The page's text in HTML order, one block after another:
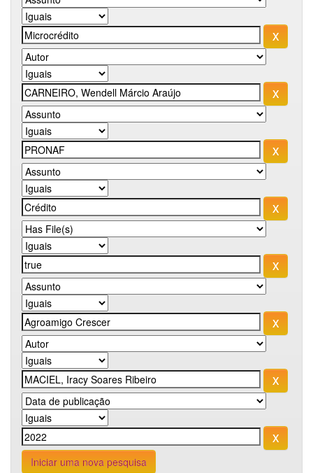
Iniciar uma nova pesquisa